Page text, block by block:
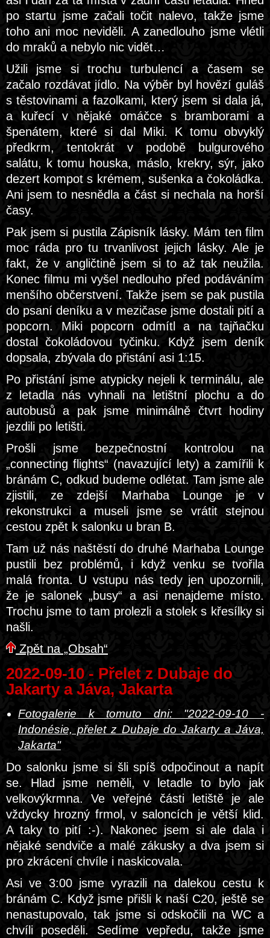
po startu jsme začali točit nalevo, takže jsme
toho ani moc neviděli. A zanedlouho jsme vlétli
do mraků a nebylo nic vidět…
Užili jsme si trochu turbulencí a časem se
začalo rozdávat jídlo. Na výběr byl hovězí guláš
s těstovinami a fazolkami, který jsem si dala já,
a kuřecí v nějaké omáčce s bramborami a
špenátem, které si dal Miki. K tomu obvyklý
předkrm, tentokrát v podobě bulgurového
salátu, k tomu houska, máslo, krekry, sýr, jako
dezert kompot s krémem, sušenka a čokoládka.
Ani jsem to nesnědla a část si nechala na horší
časy.
Pak jsem si pustila Zápisník lásky. Mám ten film
moc ráda pro tu trvanlivost jejich lásky. Ale je
fakt, že v angličtině jsem si to až tak neužila.
Konec filmu mi vyšel nedlouho před podáváním
menšího občerstvení. Takže jsem se pak pustila
do psaní deníku a v mezičase jsme dostali pití a
popcorn. Miki popcorn odmítl a na tajňačku
dostal čokoládovou tyčinku. Když jsem deník
dopsala, zbývala do přistání asi 1:15.
Po přistání jsme atypicky nejeli k terminálu, ale
z letadla nás vyhnali na letištní plochu a do
autobusů a pak jsme minimálně čtvrt hodiny
jezdili po letišti.
Prošli jsme bezpečnostní kontrolou na
„connecting flights“ (navazující lety) a zamířili k
bránám C, odkud budeme odlétat. Tam jsme ale
zjistili, ze zdejší Marhaba Lounge je v
rekonstrukci a museli jsme se vrátit stejnou
cestou zpět k salonku u bran B.
Tam už nás naštěstí do druhé Marhaba Lounge
pustili bez problémů, i když venku se tvořila
malá fronta. U vstupu nás tedy jen upozornili,
že je salonek „busy“ a asi nenajdeme místo.
Trochu jsme to tam prolezli a stolek s křesílky si
našli.
Zpět na „Obsah“
2022-09-10 - Přelet z Dubaje do
Jakarty a Jáva, Jakarta
Fotogalerie k tomuto dni: "2022-09-10 -
Indonésie, přelet z Dubaje do Jakarty a Jáva,
Jakarta"
Do salonku jsme si šli spíš odpočinout a napít
se. Hlad jsme neměli, v letadle to bylo jak
velkovýkrmna. Ve veřejné části letiště je ale
vždycky hrozný frmol, v saloncích je větší klid.
A taky to pití :-). Nakonec jsem si ale dala i
nějaké sendviče a malé zákusky a dva jsem si
pro zkrácení chvíle i naskicovala.
Asi ve 3:00 jsme vyrazili na dalekou cestu k
bránám C. Když jsme přišli k naší C20, ještě se
nenastupovalo, tak jsme si odskočili na WC a
chvíli poseděli. Sedíme vepředu, takže jsme